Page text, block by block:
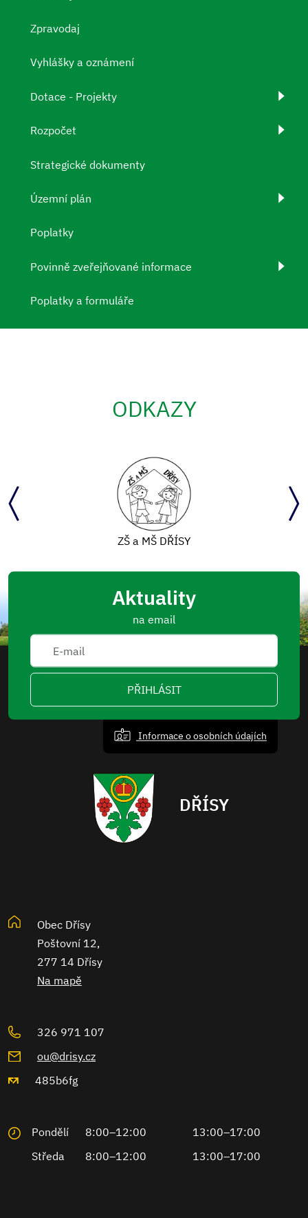
Zpravodaj
Vyhlášky a oznámení
Dotace - Projekty
Rozpočet
Strategické dokumenty
Územní plán
Poplatky
Povinně zveřejňované informace
Poplatky a formuláře
ODKAZY
ZŠ a MŠ DŘÍSY
Aktuality
na email
PŘIHLÁSIT
Informace o osobních údajích
DŘÍSY
Obec Dřísy
Poštovní 12,
277 14 Dřísy
Na mapě
326 971 107
ou@drisy.cz
485b6fg
Pondělí 8:00–12:00
13:00–17:00
Středa
8:00–12:00 13:00–17:00